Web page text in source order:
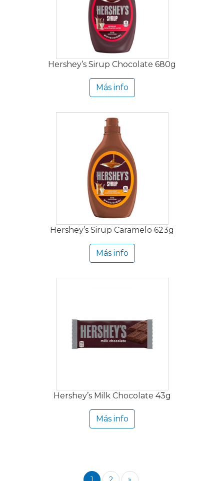
Hershey’s Sirup Chocolate 680g
Más info
Hershey’s Sirup Caramelo 623g
Más info
Hershey’s Milk Chocolate 43g
Más info